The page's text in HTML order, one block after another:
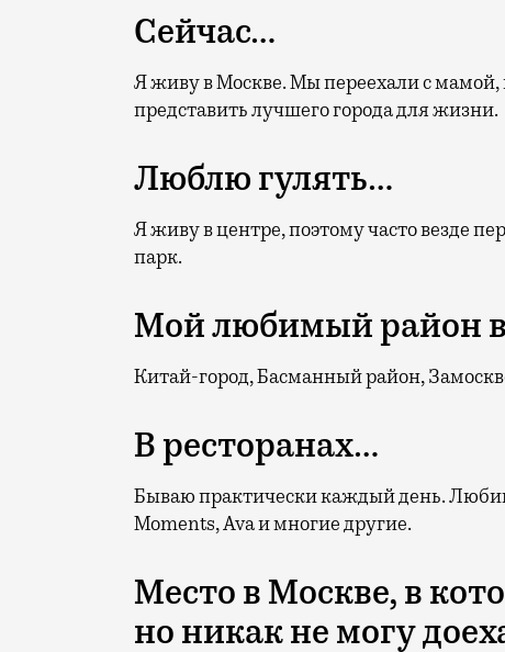
Сейчас…
Я живу в Москве. Мы переехали с мамой,
представить лучшего города для жизни.
Люблю гулять…
Я живу в центре, поэтому часто везде
парк.
Мой любимый район
Китай-город, Басманный район,
В ресторанах…
Бываю практически каждый день.
Moments, Ava и многие другие.
Место в Москве, в
но никак не могу